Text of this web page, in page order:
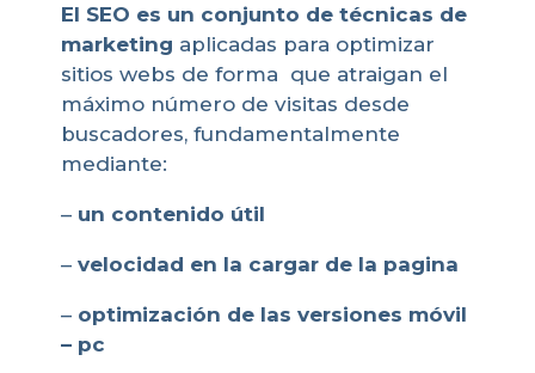
El SEO es un conjunto de técnicas de
marketing aplicadas para optimizar
sitios webs de forma que atraigan el
máximo número de visitas desde
buscadores, fundamentalmente
mediante:
– un contenido útil
– velocidad en la cargar de la pagina
– optimización de las versiones móvil
– pc